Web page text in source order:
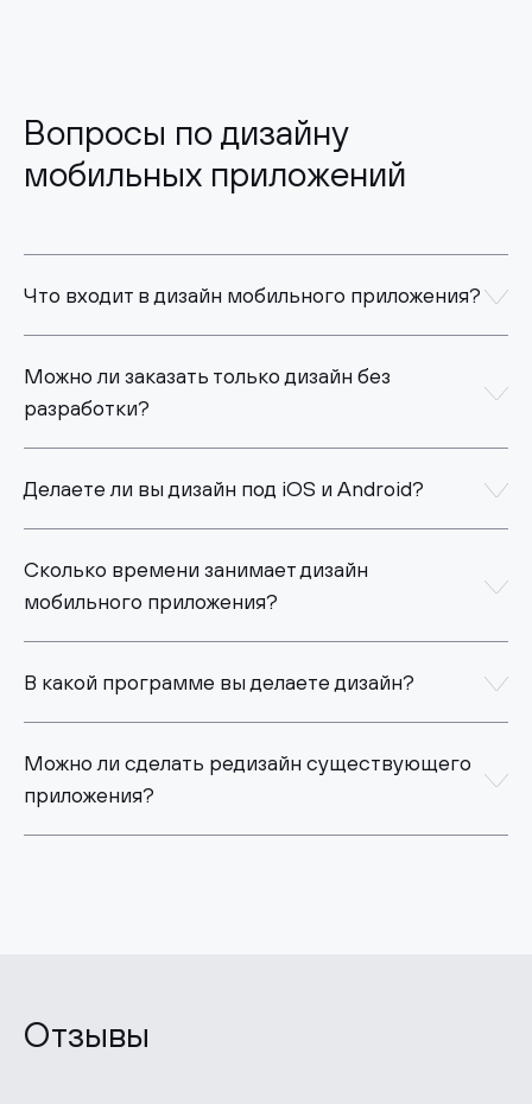
Вопросы по дизайну
мобильных приложений
Что входит в дизайн мобильного приложения?
Можно ли заказать только дизайн без
разработки?
Делаете ли вы дизайн под iOS и Android?
Сколько времени занимает дизайн
мобильного приложения?
В какой программе вы делаете дизайн?
Можно ли сделать редизайн существующего
приложения?
Отзывы